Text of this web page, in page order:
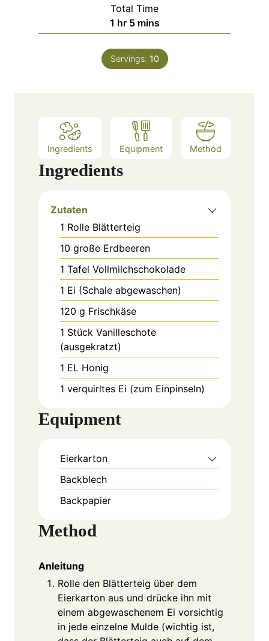
t
e
s
n
u
e
s
Total Time
1 h
o
u
r
hr 5m
i
n
u
mins
Servings: 10
Ingredients Equipment Method
Ingredients
Zutaten
1 Rolle Blätterteig
10 große Erdbeeren
1 Tafel Vollmilchschokolade
1 Ei (Schale abgewaschen)
120 g Frischkäse
1 Stück Vanilleschote
(ausgekratzt)
1 EL Honig
1 verquirltes Ei (zum Einpinseln)
Equipment
Eierkarton
Backblech
Backpapier
Method
Anleitung
Rolle den Blätterteig über dem
Eierkarton aus und drücke ihn mit
einem abgewaschenem Ei vorsichtig
in jede einzelne Mulde (wichtig ist,